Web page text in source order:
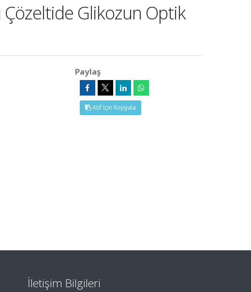
Glikozun Optik
Paylaş
Atıf İçin Kopyala
İletişim Bilgileri